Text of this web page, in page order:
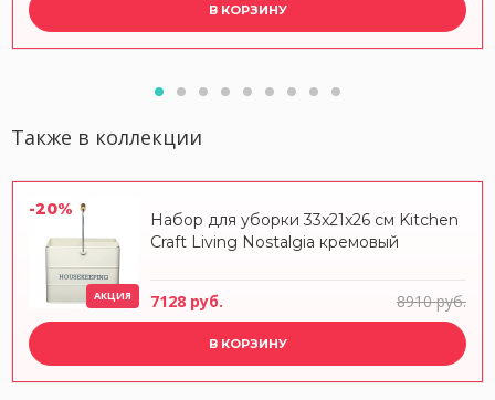
В КОРЗИНУ
Также в коллекции
-20%
АКЦИЯ
Набор для уборки 33x21x26 см Kitchen
Craft Living Nostalgia кремовый
7128 руб. 8910 руб.
В КОРЗИНУ